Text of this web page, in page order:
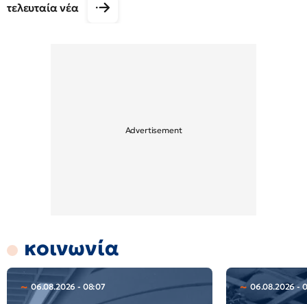
τελευταία νέα
κοινωνία
06.08.2026 - 08:07 06.08.2026 -